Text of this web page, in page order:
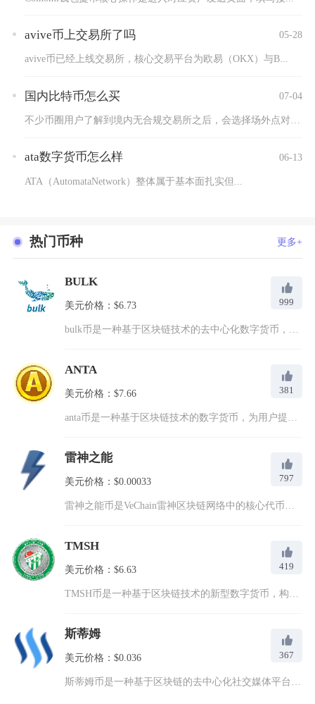
avive币上交易所了吗 05-28
avive币已经上线交易所，核心交易平台为欧易（OKX）与B...
国内比特币怎么买 07-04
不少币圈用户了解到境内无合规交易所之后，会选择场外点对点交易...
ata数字货币怎么样 06-13
ATA（AutomataNetwork）整体属于基本面扎实但...
热门币种 更多+
BULK
美元价格：$6.73 999
ANTA
美元价格：$7.66 381
雷神之能
美元价格：$0.00033 797
TMSH
美元价格：$6.63 419
斯蒂姆
美元价格：$0.036 367